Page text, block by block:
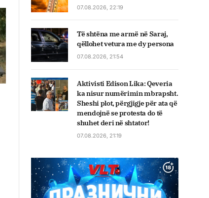
07.08.2026, 22:19
Të shtëna me armë në Saraj,
qëllohet vetura me dy persona
07.08.2026, 21:54
Aktivisti Edison Lika: Qeveria
ka nisur numërimin mbrapsht.
Sheshi plot, përgjigje për ata që
mendojnë se protesta do të
shuhet deri në shtator!
07.08.2026, 21:19